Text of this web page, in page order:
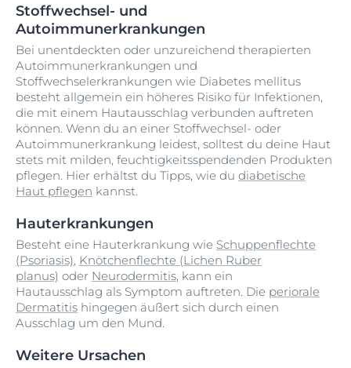
Stoffwechsel- und
Autoimmunerkrankungen
Bei unentdeckten oder unzureichend therapierten
Autoimmunerkrankungen und
Stoffwechselerkrankungen wie Diabetes mellitus
besteht allgemein ein höheres Risiko für Infektionen,
die mit einem Hautausschlag verbunden auftreten
können. Wenn du an einer Stoffwechsel- oder
Autoimmunerkrankung leidest, solltest du deine Haut
stets mit milden, feuchtigkeitsspendenden Produkten
pflegen. Hier erhältst du Tipps, wie du diabetische
Haut pflegen kannst.
Hauterkrankungen
Besteht eine Hauterkrankung wie Schuppenflechte
(Psoriasis), Knötchenflechte (Lichen Ruber
planus) oder Neurodermitis, kann ein
Hautausschlag als Symptom auftreten. Die periorale
Dermatitis hingegen äußert sich durch einen
Ausschlag um den Mund.
Weitere Ursachen